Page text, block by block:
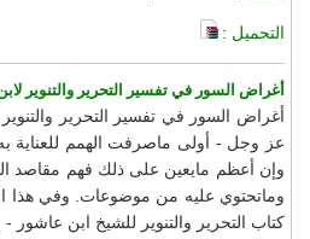
التحميل :
أغراض السور في تفسير التحرير والتنوير
أغراض السور في تفسير التحرير
عز وجل - أولى ماصرفت الهمم للعناية به
وإن أعظم مايعين على ذلك فهم مقاصد
وماتحتوي عليه من موضوعات. وفي هذا
كتاب التحرير والتنوير للشيخ ابن عاشور -